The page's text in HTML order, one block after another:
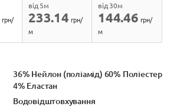
грн/
233.14
від 5м
грн/
м
144.46
від 30м
грн/
м
36% Нейлон (поліамід) 60% Поліестер
4% Еластан
Водовідштовхування